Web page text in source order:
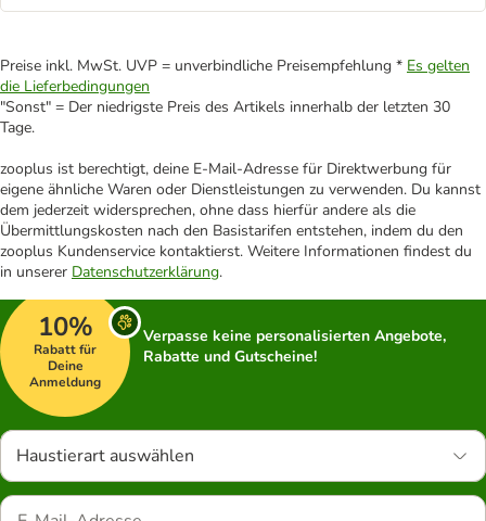
Preise inkl. MwSt. UVP = unverbindliche Preisempfehlung * Es gelten
die Lieferbedingungen
"Sonst" = Der niedrigste Preis des Artikels innerhalb der letzten 30
Tage.
zooplus ist berechtigt, deine E-Mail-Adresse für Direktwerbung für
eigene ähnliche Waren oder Dienstleistungen zu verwenden. Du kannst
dem jederzeit widersprechen, ohne dass hierfür andere als die
Übermittlungskosten nach den Basistarifen entstehen, indem du den
zooplus Kundenservice kontaktierst. Weitere Informationen findest du
in unserer Datenschutzerklärung.
10%
Rabatt für
Deine
Anmeldung
Verpasse keine personalisierten Angebote,
Rabatte und Gutscheine!
Haustierart auswählen